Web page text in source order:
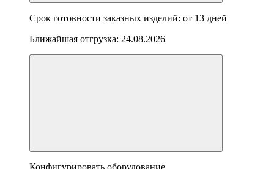
Срок готовности заказных изделий: от 13 дней
Ближайшая отгрузка: 24.08.2026